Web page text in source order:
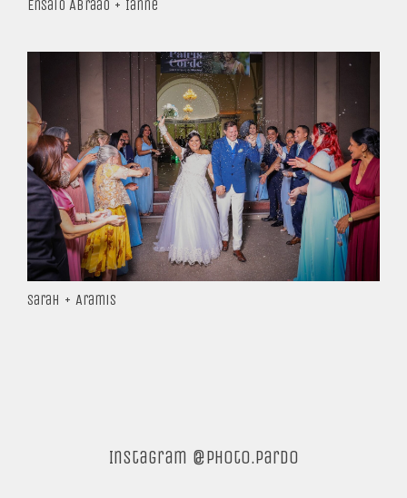
Ensaio Abraão + Ianne
Sarah + Aramis
Instagram @photo.pardo